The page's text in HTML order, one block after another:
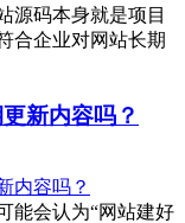
源码本身就是项目
合企业对网站长期
新内容吗？
能会认为“网站建好